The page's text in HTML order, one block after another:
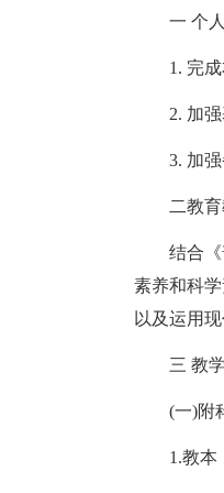
一 个
1. 完
2. 加
3. 加
二教
结合
素养和科
以及运用
三 教
(一)附
1.教本